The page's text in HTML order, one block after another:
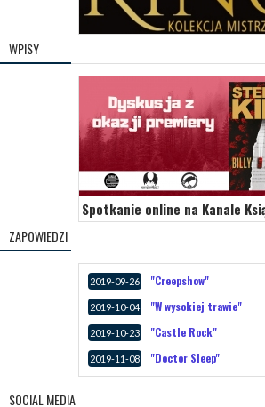
WPISY
Spotkanie online na Kanale
ZAPOWIEDZI
2019-09-26 "Creepshow"
2019-10-04 "W wysokiej trawie"
2019-10-23 "Castle Rock"
2019-11-08 "Doctor Sleep"
SOCIAL MEDIA